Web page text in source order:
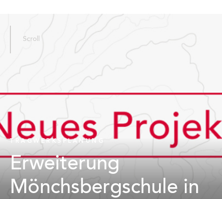
Scroll
TRAGWERKSPLANUNG
Erweiterung
Mönchsbergschule in